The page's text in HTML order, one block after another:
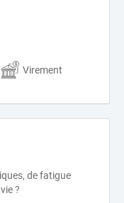
Virement
de fatigue
?